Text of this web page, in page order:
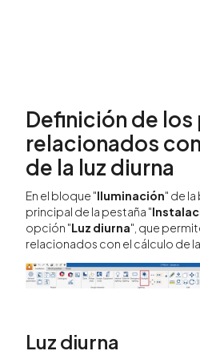
Definición de
relacionados
de la luz diurna
En el bloque "Iluminación" de
principal de la pestaña "
opción "Luz diurna", que
relacionados con el cálculo de
Luz diurna